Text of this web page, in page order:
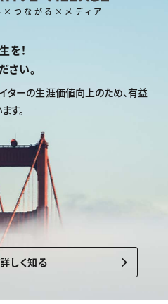
×つながる×メディア
を！
さい。
ターの生涯価値向上のため、有益
す。
しく知る